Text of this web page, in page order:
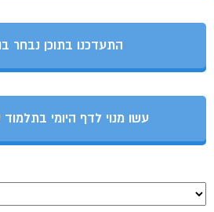
התעדכנו בתוכן נבחר
עשו מנוי לדף היומי